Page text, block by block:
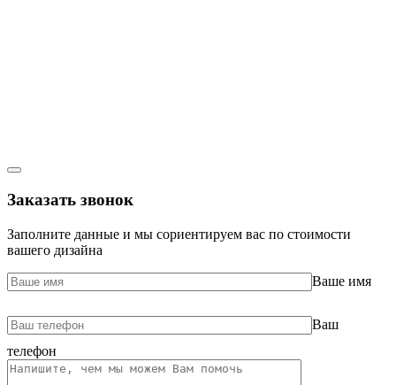
Заказать звонок
Заполните данные и мы сориентируем вас по стоимости
вашего дизайна
Ваше имя
Ваш
телефон